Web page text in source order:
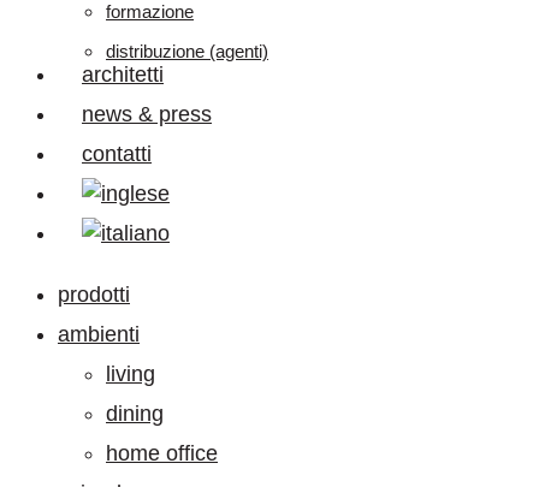
formazione
distribuzione (agenti)
architetti
news & press
contatti
prodotti
ambienti
living
dining
home office